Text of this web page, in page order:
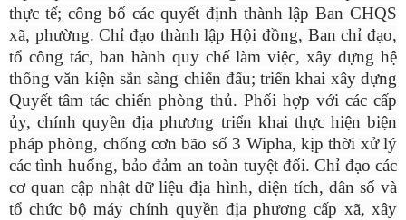
thực tế; công bố các quyết định thành lập Ban CHQS
xã, phường. Chỉ đạo thành lập Hội đồng, Ban chỉ đạo,
tổ công tác, ban hành quy chế làm việc, xây dựng hệ
thống văn kiện sẵn sàng chiến đấu; triển khai xây dựng
Quyết tâm tác chiến phòng thủ. Phối hợp với các cấp
ủy, chính quyền địa phương triển khai thực hiện biện
pháp phòng, chống cơn bão số 3 Wipha, kịp thời xử lý
các tình huống, bảo đảm an toàn tuyệt đối. Chỉ đạo các
cơ quan cập nhật dữ liệu địa hình, diện tích, dân số và
tổ chức bộ máy chính quyền địa phương cấp xã, xây